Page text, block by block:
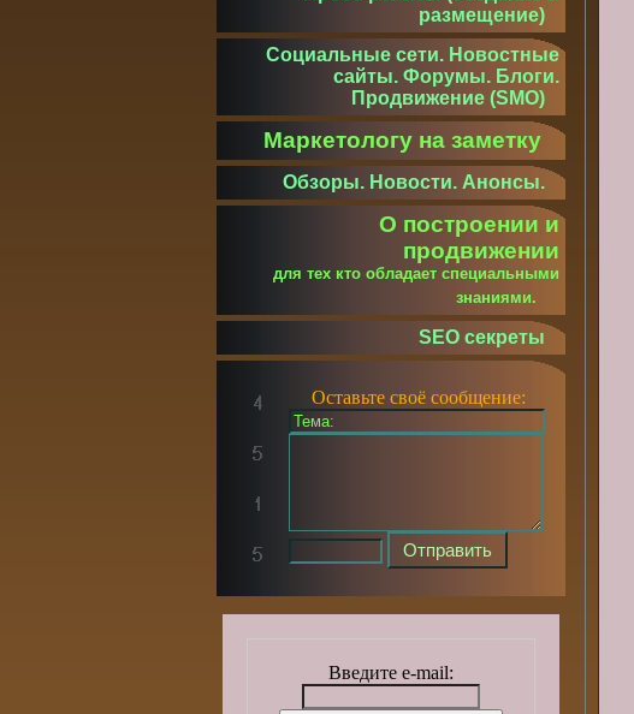
размещение)
Социальные сети. Новостные
сайты. Форумы. Блоги.
Продвижение (SMO)
Маркетологу на заметку
Обзоры. Новости. Анонсы.
О построении и
продвижении
для тех кто обладает специальными
знаниями.
SEO секреты
Оставьте своё сообщение:
Введите e-mail: